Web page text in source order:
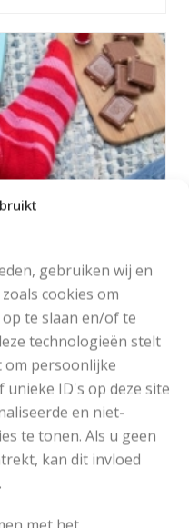
gebruiken wij en
cookies om
te slaan en/of te
technologieën stelt
om persoonlijke
ID's op deze site
en niet-
te tonen. Als u geen
kan dit invloed
MOOIE DIKGESTREEPTE SOKKEN BREIEN VAN DURABLE GAREN